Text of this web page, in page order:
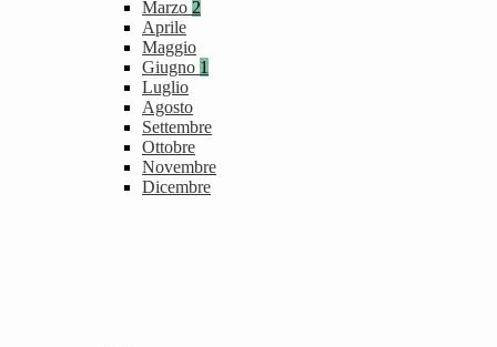
Marzo 2
Aprile
Maggio
Giugno 1
Luglio
Agosto
Settembre
Ottobre
Novembre
Dicembre